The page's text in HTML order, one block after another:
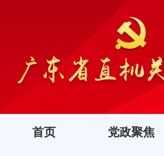
首页 党政聚焦